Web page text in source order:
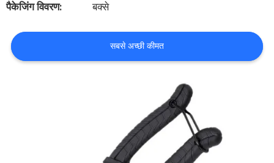
नियंत्रण
पैकेजिंग विवरण: बक्से
सबसे अच्छी कीमत